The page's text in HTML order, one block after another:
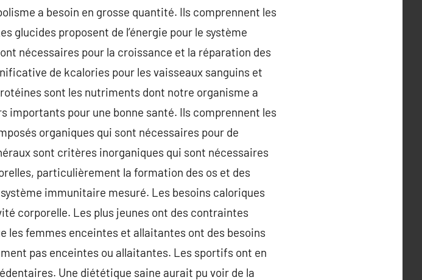
a besoin en grosse quantité. Ils comprennent les
glucides proposent de l’énergie pour le système
nécessaires pour la croissance et la réparation des
de kcalories pour les vaisseaux sanguins et
sont les nutriments dont notre organisme a
importants pour une bonne santé. Ils comprennent les
organiques qui sont nécessaires pour de
sont critères inorganiques qui sont nécessaires
particulièrement la formation des os et des
immunitaire mesuré. Les besoins caloriques
corporelle. Les plus jeunes ont des contraintes
les femmes enceintes et allaitantes ont des besoins
pas enceintes ou allaitantes. Les sportifs ont en
Une diététique saine aurait pu voir de la